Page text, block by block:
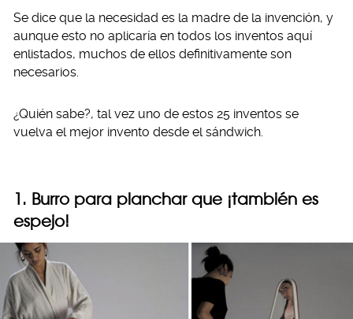
Se dice que la necesidad es la madre de la invención, y
aunque esto no aplicaría en todos los inventos aquí
enlistados, muchos de ellos definitivamente son
necesarios.
¿Quién sabe?, tal vez uno de estos 25 inventos se
vuelva el mejor invento desde el sándwich.
1. Burro para planchar que ¡también es
espejo!